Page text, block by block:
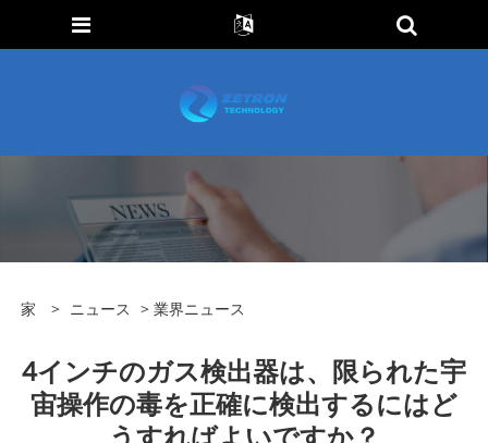
家 > ニュース > 業界ニュース
4インチのガス検出器は、限られた宇
宙操作の毒を正確に検出するにはど